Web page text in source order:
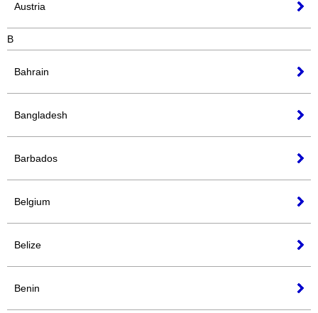
Austria
B
Bahrain
Bangladesh
Barbados
Belgium
Belize
Benin